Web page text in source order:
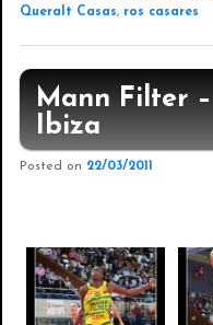
Queralt Casas, ros casares
Mann Filter
Ibiza
Posted on 22/03/2011